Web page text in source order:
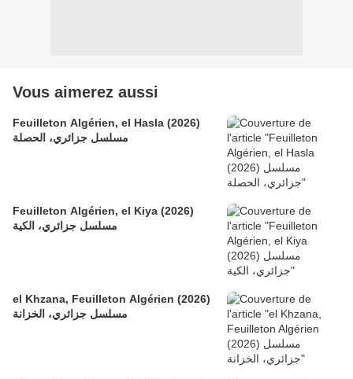
Vous aimerez aussi
Feuilleton Algérien, el Hasla (2026)
مسلسل جزائري، الحصلة
Feuilleton Algérien, el Kiya (2026)
مسلسل جزائري، الكية
el Khzana, Feuilleton Algérien (2026)
مسلسل جزائري، الخزانة